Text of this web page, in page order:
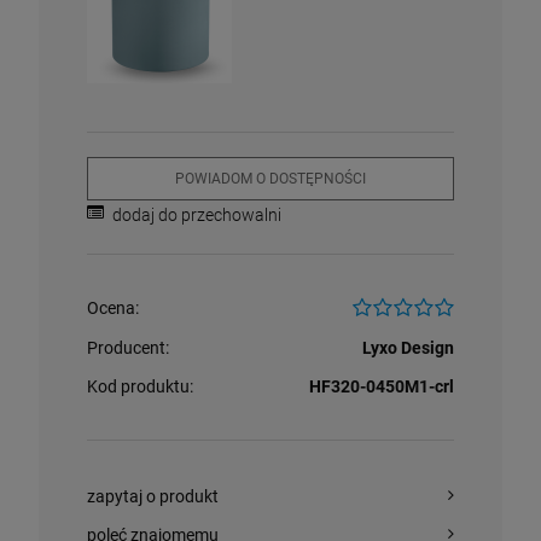
POWIADOM O DOSTĘPNOŚCI
dodaj do przechowalni
Ocena:
Producent:
Lyxo Design
Kod produktu:
HF320-0450M1-crl
zapytaj o produkt
poleć znajomemu